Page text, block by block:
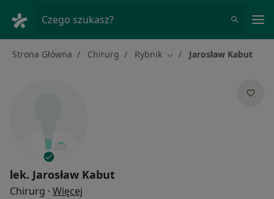
Czego szukasz?
Strona Główna Chirurg Rybnik Zmień miasto
Jarosław Kabut
lek. Jarosław Kabut
Chirurg · Więcej